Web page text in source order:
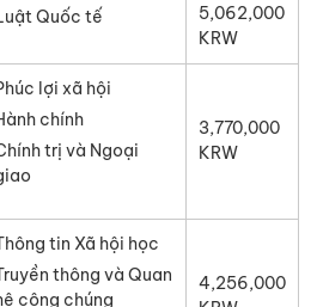
Quốc tế
5,062,000
KRW
lợi xã hội
chính
trị và Ngoại
3,770,000
KRW
tin Xã hội học
thông và Quan
công chúng
4,256,000